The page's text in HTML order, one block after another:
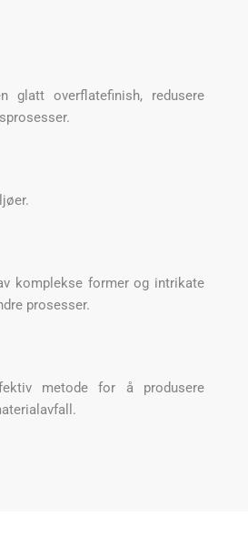
glatt overflatefinish, redusere
komplekse former og intrikate
prosesser.
metode for å produsere